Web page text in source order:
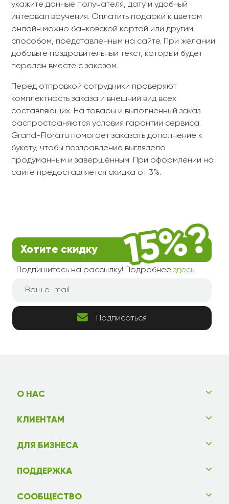
укажите данные получателя, дату и удобный
интервал вручения. Оплатить подарки к цветам
онлайн можно банковской картой или другим
способом, представленным на сайте. При желании
добавьте поздравительный текст, который будет
передан вместе с заказом.
Перед отправкой сотрудники проверяют
комплектность заказа и внешний вид всех
составляющих. На товары и выполненный заказ
распространяются условия гарантии сервиса.
Grand-Flora.ru помогает заказать дополнение к
букету, чтобы поздравление выглядело
продуманным и завершённым. При оформлении на
сайте предоставляется скидка от 3%.
Хотите скидку
Подпишитесь на рассылку! Подробнее здесь.
Подписаться
О НАС
КЛИЕНТАМ
ДЛЯ БИЗНЕСА
ПОДДЕРЖКА
СООБЩЕСТВО